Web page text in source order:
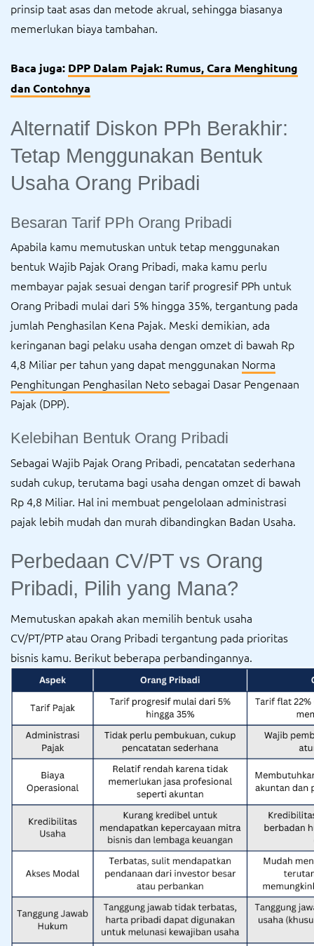
prinsip taat asas dan metode akrual, sehingga biasanya
memerlukan biaya tambahan.
Baca juga: DPP Dalam Pajak: Rumus, Cara Menghitung
dan Contohnya
Alternatif Diskon PPh Berakhir:
Tetap Menggunakan Bentuk
Usaha Orang Pribadi
Besaran Tarif PPh Orang Pribadi
Apabila kamu memutuskan untuk tetap menggunakan
bentuk Wajib Pajak Orang Pribadi, maka kamu perlu
membayar pajak sesuai dengan tarif progresif PPh untuk
Orang Pribadi mulai dari 5% hingga 35%, tergantung pada
jumlah Penghasilan Kena Pajak. Meski demikian, ada
keringanan bagi pelaku usaha dengan omzet di bawah Rp
4,8 Miliar per tahun yang dapat menggunakan Norma
Penghitungan Penghasilan Netosebagai Dasar Pengenaan
Pajak (DPP).
Kelebihan Bentuk Orang Pribadi
Sebagai Wajib Pajak Orang Pribadi, pencatatan sederhana
sudah cukup, terutama bagi usaha dengan omzet di bawah
Rp 4,8 Miliar. Hal ini membuat pengelolaan administrasi
pajak lebih mudah dan murah dibandingkan Badan Usaha.
Perbedaan CV/PT vs Orang
Pribadi, Pilih yang Mana?
Memutuskan apakah akan memilih bentuk usaha
CV/PT/PTP atau Orang Pribadi tergantung pada prioritas
bisnis kamu. Berikut beberapa perbandingannya.